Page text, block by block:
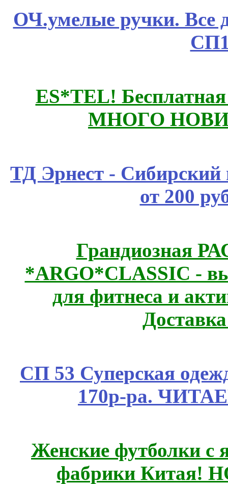
ОЧ.умелые ручки. Все
ES*TEL!
МНОГО
ТД Эрнест - Сибирский
от 200
Грандиозная
*ARGO*CLASSIC -
для фитнеса и
СП 53 Суперская
170р-ра.
Женские футболки с
фабрики Китая!